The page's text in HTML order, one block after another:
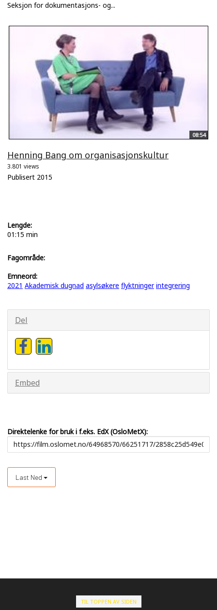
Seksjon for dokumentasjons- og...
08:54
Henning Bang om organisasjonskultur
3.801 views
Publisert 2015
Lengde:
01:15 min
Fagområde:
Emneord:
2021 Akademisk dugnad asylsøkere flyktninger integrering
Del
Embed
Direktelenke for bruk i f.eks. EdX (OsloMetX):
Last Ned
TIL TOPPEN AV SIDEN